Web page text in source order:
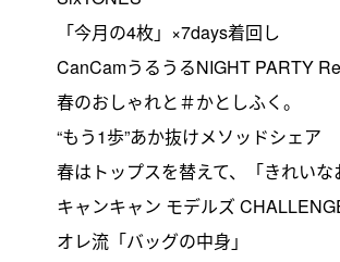
「今月の4枚」×7days着回し
CanCamうるうるNIGHT PARTY
春のおしゃれと＃かとしふく。
“もう1歩”あか抜けメソッドシェア
春はトップスを替えて、「きれい
キャンキャン モデルズ
オレ流「バッグの中身」